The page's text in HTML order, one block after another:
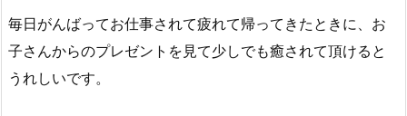
毎日がんばってお仕事されて疲れて帰ってきたときに、お
子さんからのプレゼントを見て少しでも癒されて頂けると
うれしいです。